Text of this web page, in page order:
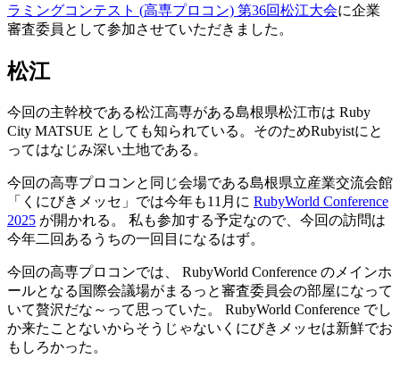
ラミングコンテスト (高専プロコン) 第36回松江大会に企業
審査委員 として参加させていただきました。
松江
今回の主幹校である松江高専がある島根県松江市は Ruby
City MATSUE としても知られている。そのためRubyistにと
ってはなじみ深い土地である。
今回の高専プロコンと 同 じ会場である島根県立産業交流会館
「くにびきメッセ」では今年も11 月 に RubyWorld Conference
2025 が開かれる。 私 も参加する予定なので、 今回の訪問は
今年二回 あるうちの一回目 になるはず。
今回の高専プロコンでは、 RubyWorld Conference のメインホ
ールとなる 国際会議場がまるっと審査委員会の部屋になって
いて贅沢だな～って思っていた。 RubyWorld Conference でし
か来たことないからそうじゃないくにびきメッセは新鮮でお
もしろかった。